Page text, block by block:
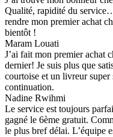
Qualité, rapidité du
rendre mon premier achat
bientôt !
Maram Louati
J’ai fait mon premier achat
dernier! Je suis plus que
courtoise et un livreur
continuation.
Nadine Rwihmi
Le service est toujours
gagné le 6ème gratuit.
le plus bref délai. L’équipe